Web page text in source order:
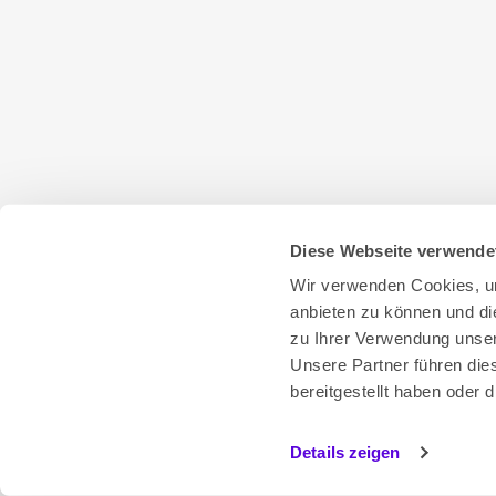
Diese Webseite
Wir verwenden Cookies,
anbieten zu können und
zu Ihrer Verwendung
Unsere Partner führen
bereitgestellt haben oder
Details zeigen